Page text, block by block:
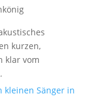
kurzen,
klar vom